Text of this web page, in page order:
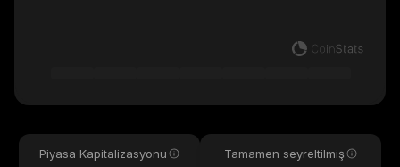
Piyasa Kapitalizasyonu Tamamen seyreltilmiş